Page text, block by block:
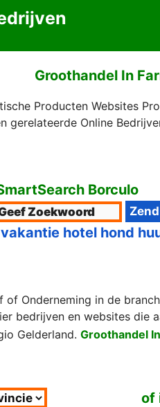
Groothandel In
Producten Websites
gerelateerde Online
Borculo
hotel hond
of Onderneming in de
bedrijven en websites
Gelderland. Groothandel
of